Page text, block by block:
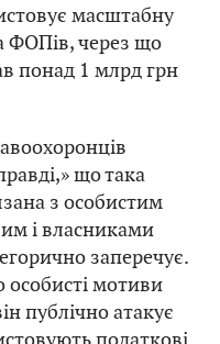
масштабну
ФОПів, через що
понад 1 млрд грн
що така
з особистим
і власниками
заперечує.
особисті мотиви
публічно атакує